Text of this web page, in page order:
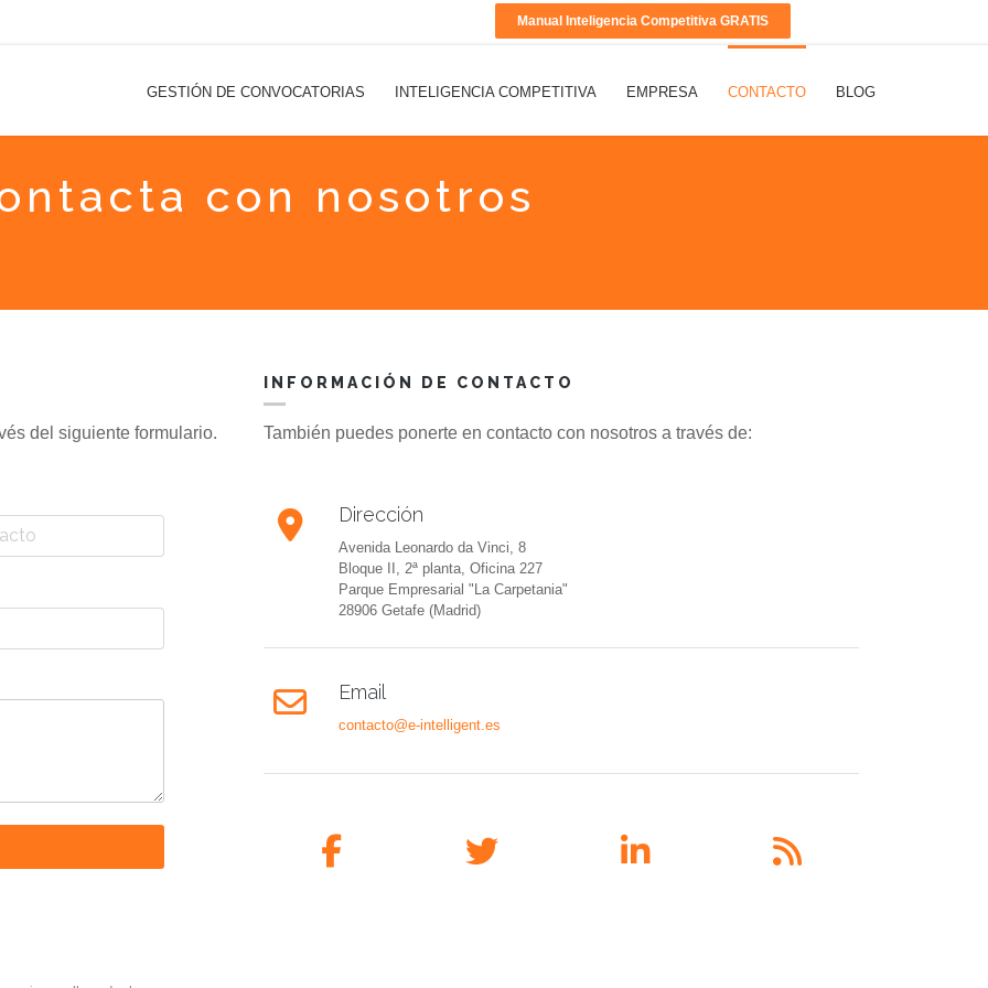
Manual Inteligencia Competitiva GRATIS
GESTIÓN DE CONVOCATORIAS INTELIGENCIA COMPETITIVA EMPRESA CONTACTO BLOG
con nosotros
del siguiente formulario.
INFORMACIÓN DE CONTACTO
También puedes ponerte en contacto con nosotros a través de:
Dirección
Avenida Leonardo da Vinci, 8
Bloque II, 2ª planta, Oficina 227
Parque Empresarial "La Carpetania"
28906 Getafe (Madrid)
Email
contacto@e-intelligent.es